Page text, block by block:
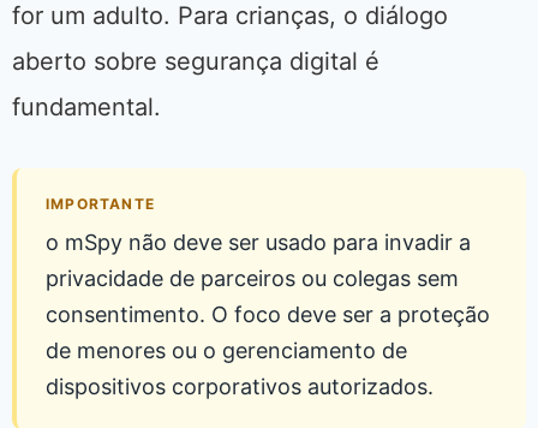
for um adulto. Para crianças, o diálogo
aberto sobre segurança digital é
fundamental.
IMPORTANTE
o mSpy não deve ser usado para invadir a
privacidade de parceiros ou colegas sem
consentimento. O foco deve ser a proteção
de menores ou o gerenciamento de
dispositivos corporativos autorizados.